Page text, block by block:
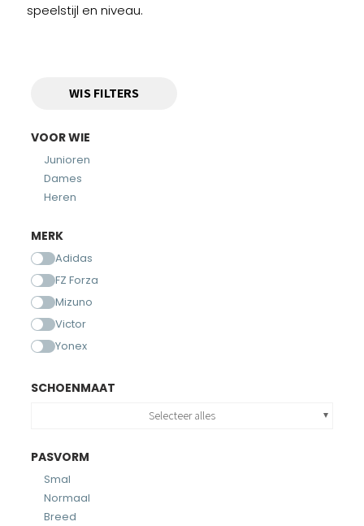
speelstijl en niveau.
WIS FILTERS
VOOR WIE
Junioren
Dames
Heren
MERK
Adidas
FZ Forza
Mizuno
Victor
Yonex
SCHOENMAAT
Selecteer alles
PASVORM
Smal
Normaal
Breed